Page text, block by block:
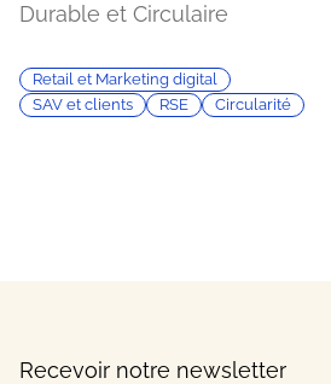
Durable et Circulaire
Retail et Marketing digital
SAV et clients
RSE Circularité
Recevoir notre newsletter